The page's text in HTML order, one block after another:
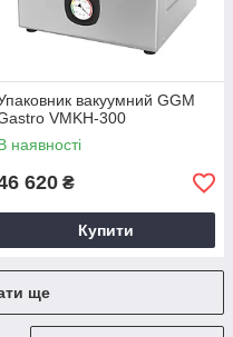
вакуумний GGM
VMKH-300
наявності
620 ₴
Купити
ще